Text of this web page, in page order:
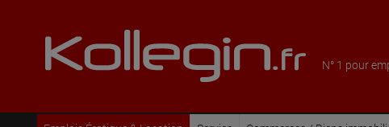
N° 1 pour